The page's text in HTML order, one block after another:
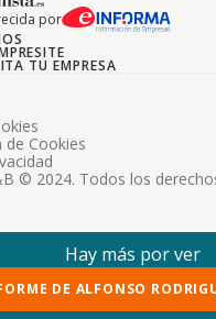
por
TU EMPRESA
© 2024. Todos los
de Cookies
Hay más por ver
DE ALFONSO